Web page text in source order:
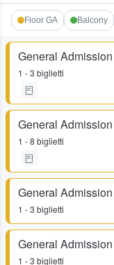
Floor GA Balcony
General
1 - 3 biglietti
General
1 - 8 biglietti
General
1 - 3 biglietti
General
1 - 3 biglietti